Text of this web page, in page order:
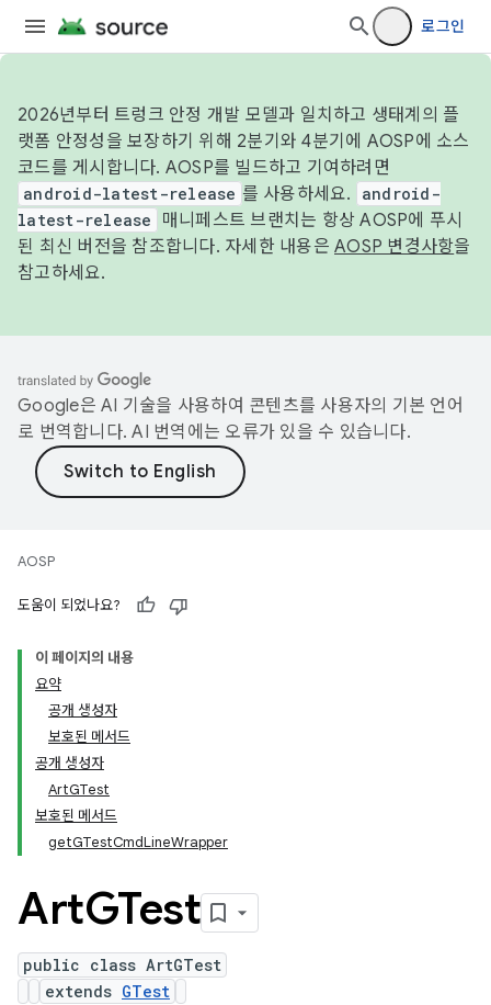
로그인
2026년부터 트렁크 안정 개발 모델과 일치하고 생태계의 플
랫폼 안정성을 보장하기 위해 2분기와 4분기에 AOSP에 소스
코드를 게시합니다. AOSP를 빌드하고 기여하려면
android-latest-release 를 사용하세요.
android-
latest-release
매니페스트 브랜치는 항상 AOSP에 푸시
된 최신 버전을 참조합니다. 자세한 내용은 AOSP 변경사항을
참고하세요.
Google은 AI 기술을 사용하여 콘텐츠를 사용자의 기본 언어
로 번역합니다. AI 번역에는 오류가 있을 수 있습니다.
AOSP
도움이 되었나요?
이 페이지의 내용
요약
공개 생성자
보호된 메서드
공개 생성자
ArtGTest
보호된 메서드
getGTestCmdLineWrapper
ArtGTest
public class ArtGTest
extends GTest